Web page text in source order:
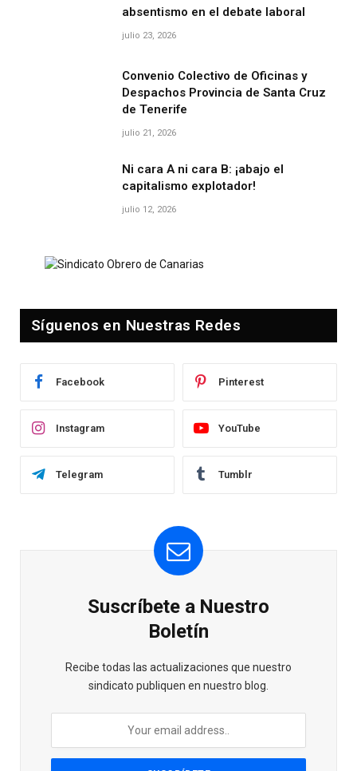
absentismo en el debate laboral
julio 23, 2026
Convenio Colectivo de Oficinas y
Despachos Provincia de Santa Cruz
de Tenerife
julio 21, 2026
Ni cara A ni cara B: ¡abajo el
capitalismo explotador!
julio 12, 2026
Síguenos en Nuestras Redes
Facebook Pinterest
Instagram YouTube
Telegram Tumblr
Suscríbete a Nuestro
Boletín
Recibe todas las actualizaciones que nuestro
sindicato publiquen en nuestro blog.